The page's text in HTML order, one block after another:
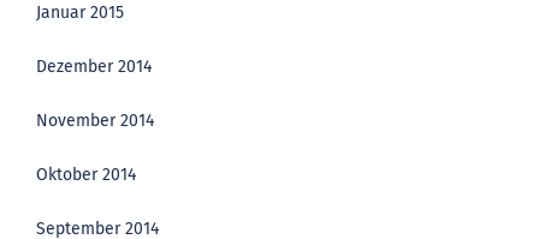
Januar 2015
Dezember 2014
November 2014
Oktober 2014
September 2014